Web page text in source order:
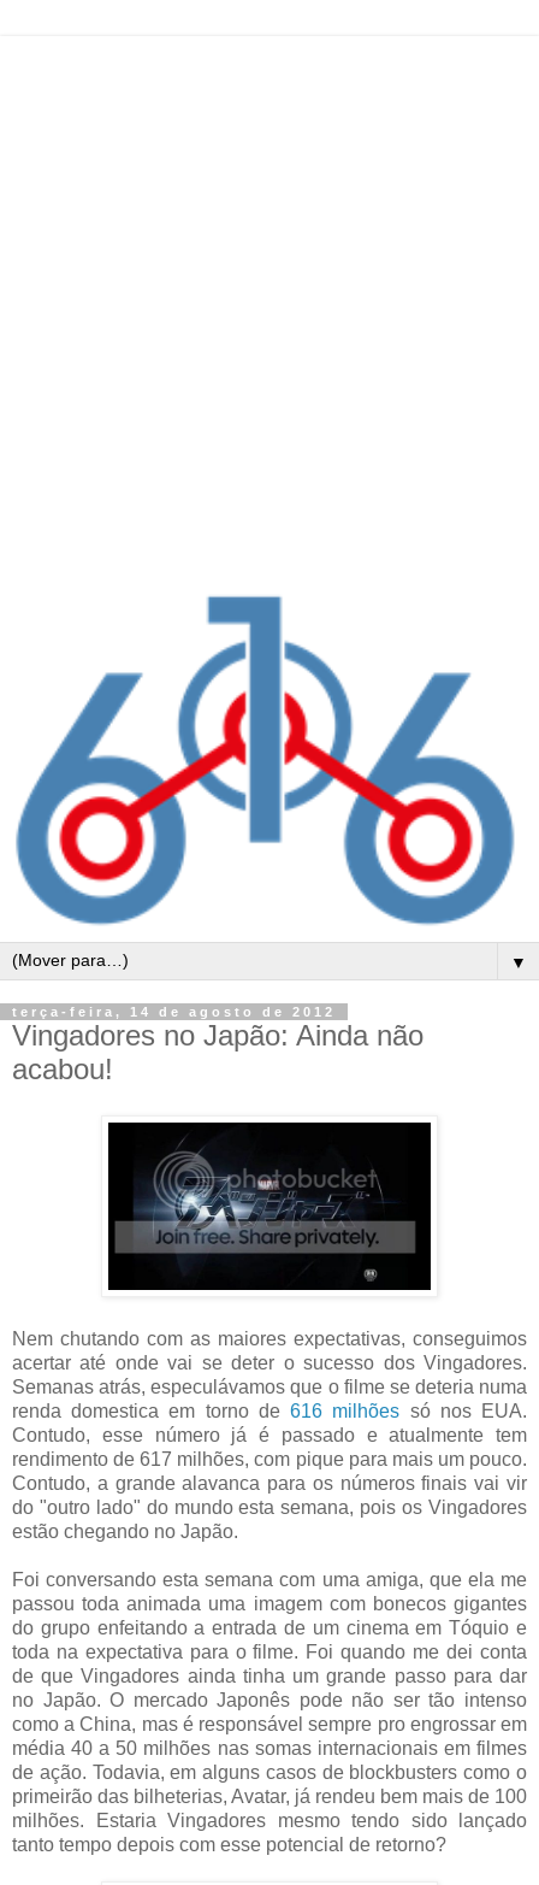
▼
terça-feira, 14 de agosto de 2012
Vingadores no Japão: Ainda não
acabou!
Nem chutando com as maiores expectativas, conseguimos
acertar até onde vai se deter o sucesso dos Vingadores.
Semanas atrás, especulávamos que o filme se deteria numa
renda domestica em torno de616 milhões só nos EUA.
Contudo, esse número já é passado e atualmente tem
rendimento de 617 milhões, com pique para mais um pouco.
Contudo, a grande alavanca para os números finais vai vir
do "outro lado" do mundo esta semana, pois os Vingadores
estão chegando no Japão.
Foi conversando esta semana com uma amiga, que ela me
passou toda animada uma imagem com bonecos gigantes
do grupo enfeitando a entrada de um cinema em Tóquio e
toda na expectativa para o filme. Foi quando me dei conta
de que Vingadores ainda tinha um grande passo para dar
no Japão. O mercado Japonês pode não ser tão intenso
como a China, mas é responsável sempre pro engrossar em
média 40 a 50 milhões nas somas internacionais em filmes
de ação. Todavia, em alguns casos de blockbusters como o
primeirão das bilheterias, Avatar, já rendeu bem mais de 100
milhões. Estaria Vingadores mesmo tendo sido lançado
tanto tempo depois com esse potencial de retorno?